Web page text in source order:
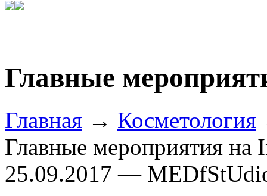
Главные
Главная → Косметология
Главные мероприятия на
25.09.2017 —